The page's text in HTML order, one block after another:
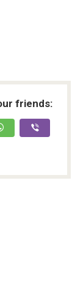
friends: